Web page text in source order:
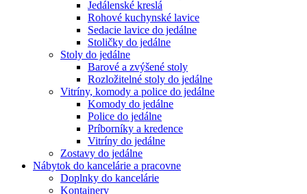
Jedálenské kreslá
Rohové kuchynské lavice
Sedacie lavice do jedálne
Stoličky do jedálne
Stoly do jedálne
Barové a zvýšené stoly
Rozložitelné stoly do jedálne
Vitríny, komody a police do jedálne
Komody do jedálne
Police do jedálne
Príborníky a kredence
Vitríny do jedálne
Zostavy do jedálne
Nábytok do kancelárie a pracovne
Doplnky do kancelárie
Kontajnery